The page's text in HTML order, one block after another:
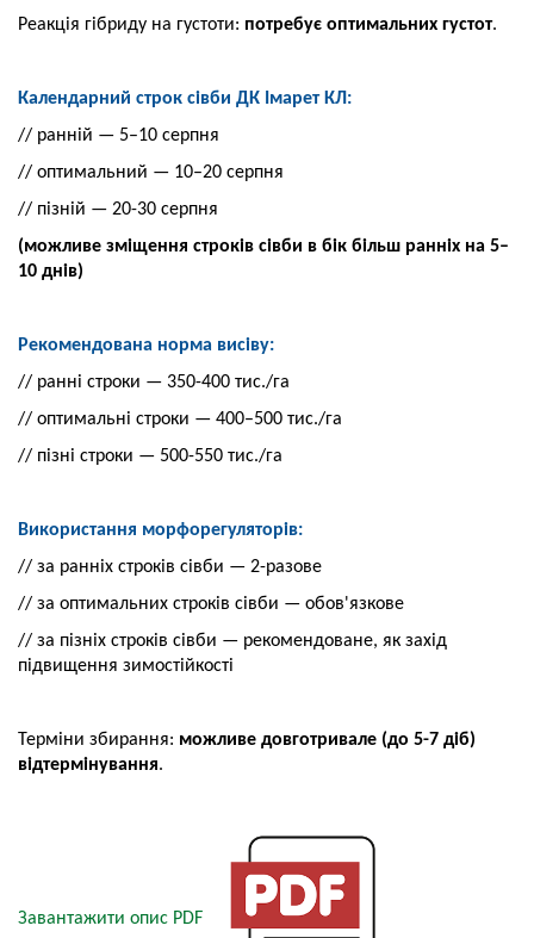
Реакція гібриду на густоти: потребує оптимальних густот.
Календарний строк сівби ДК Імарет КЛ:
// ранній — 5–10 серпня
// оптимальний — 10–20 серпня
// пізній — 20-30 серпня
(можливе зміщення строків сівби в бік більш ранніх на 5–
10 днів)
Рекомендована норма висіву:
// ранні строки — 350-400 тис./га
// оптимальні строки — 400–500 тис./га
// пізні строки — 500-550 тис./га
Використання морфорегуляторів:
// за ранніх строків сівби — 2-разове
// за оптимальних строків сівби — обов'язкове
// за пізніх строків сівби — рекомендоване, як захід
підвищення зимостійкості
Терміни збирання: можливе довготривале (до 5-7 діб)
відтермінування.
Завантажити опис PDF